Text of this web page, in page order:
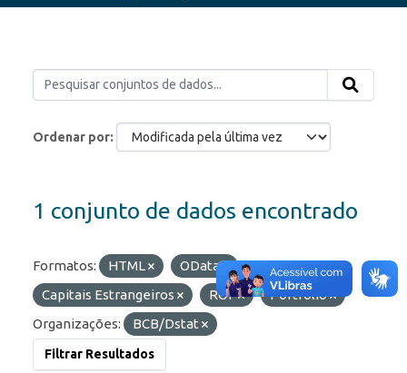
Ordenar por
1 conjunto de dados encontrado
Formatos: HTML OData
Etiquetas:
Capitais Estrangeiros
ROF
Portfólio
Organizações:
BCB/Dstat
Filtrar Resultados